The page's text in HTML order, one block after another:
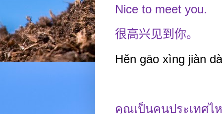
Nice to meet you.
很高兴见到你。
Hěn gāo xìng jiàn
คุณเป็นคนประเทศไ